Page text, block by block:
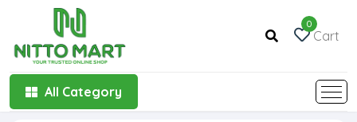
0
Cart
All Category